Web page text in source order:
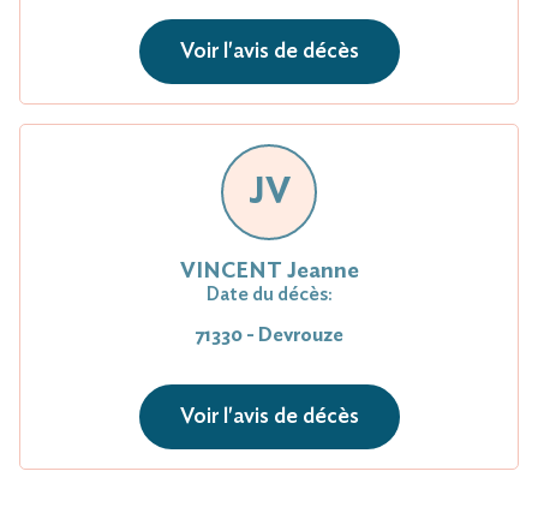
Voir l'avis de décès
JV
VINCENT Jeanne
Date du décès:
71330 - Devrouze
Voir l'avis de décès